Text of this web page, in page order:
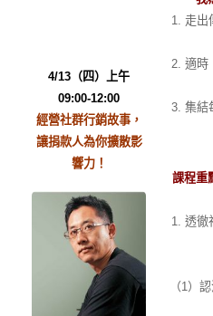
4/13（四）上午
09:00-12:00
經營社群行銷故事，
讓捐款人為你擴散影
響力！
1. 走出
2. 適時
3. 集結
課程重
1. 透徹
（1）